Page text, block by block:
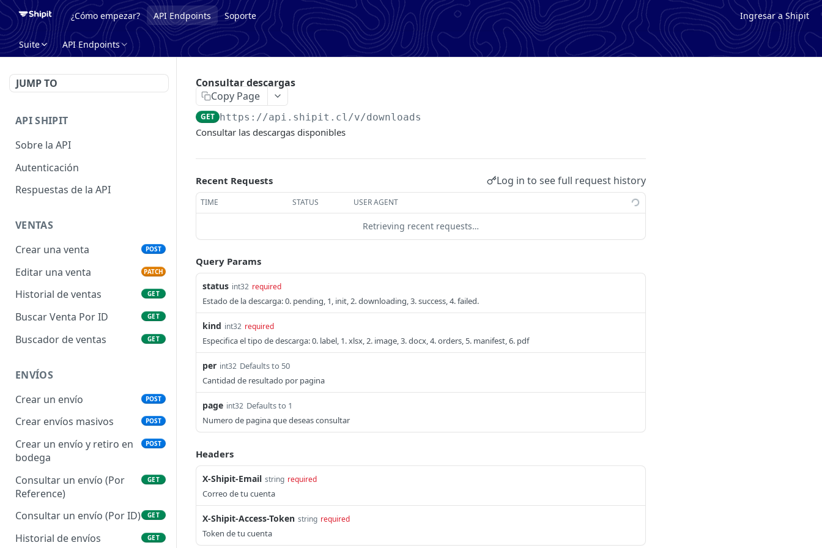
¿Cómo empezar? API Endpoints Soporte Ingresar a Shipit
Suite API Endpoints
JUMP TO
API SHIPIT
Sobre la API
Autenticación
Respuestas de la API
VENTAS
Crear una venta
POST
Editar una venta PATCH
Historial de ventas GET
Buscar Venta Por ID GET
Buscador de ventas GET
ENVÍOS
Crear un envío
POST
Crear envíos masivos POST
Crear un envío y retiro en
bodega
POST
Consultar un envío (Por
Reference)
GET
Consultar un envío (Por ID) GET
Historial de envíos GET
Consultar descargas
Copy Page
GET https://api.shipit.cl/v/downloads
Consultar las descargas disponibles
Recent Requests Log in to see full request history
TIME STATUS USER AGENT
Retrieving recent requests…
Query Params
status int32 required
Estado de la descarga: 0. pending, 1, init, 2. downloading, 3. success, 4. failed.
kind int32 required
Especifica el tipo de descarga: 0. label, 1. xlsx, 2. image, 3. docx, 4. orders, 5. manifest, 6. pdf
per int32 Defaults to 50
Cantidad de resultado por pagina
page int32 Defaults to 1
Numero de pagina que deseas consultar
Headers
X-Shipit-Email string required
Correo de tu cuenta
X-Shipit-Access-Token string required
Token de tu cuenta